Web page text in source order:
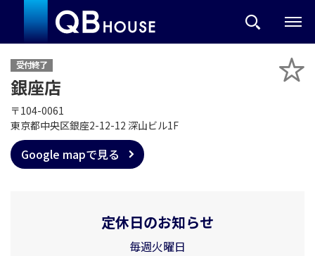
受付終了
銀座店
〒104-0061
東京都中央区銀座2-12-12 深山ビル1F
Google mapで見る
定休日のお知らせ
毎週火曜日